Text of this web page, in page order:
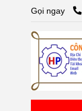
Gọi ngay